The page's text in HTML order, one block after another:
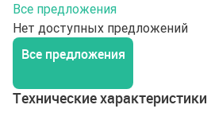
Все предложения
Нет доступных предложений
Все предложения
Технические характеристики